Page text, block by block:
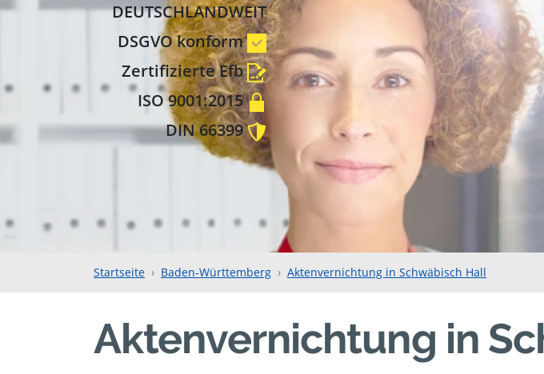
DEUTSCHLANDWEIT
DSGVO konform
Zertifizierte Efb
ISO 9001:2015
DIN 66399
Startseite Baden-Württemberg Aktenvernichtung in Schwäbisch Hall
Aktenvernichtung in